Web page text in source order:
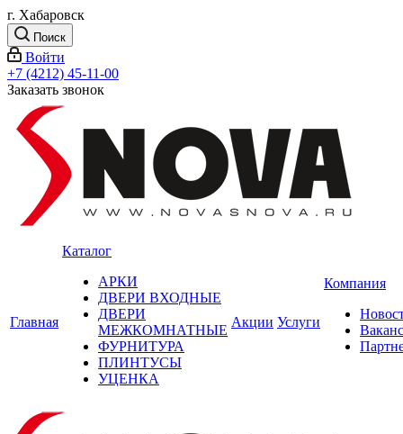
г. Хабаровск
Поиск
Войти
+7 (4212) 45-11-00
Заказать звонок
Главная
Каталог
АРКИ
ДВЕРИ ВХОДНЫЕ
ДВЕРИ
МЕЖКОМНАТНЫЕ
ФУРНИТУРА
ПЛИНТУСЫ
УЦЕНКА
Акции Услуги
Компания